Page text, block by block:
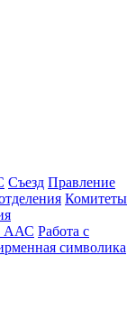
Съезд Правление
Комитеты
ААС Работа с
символика